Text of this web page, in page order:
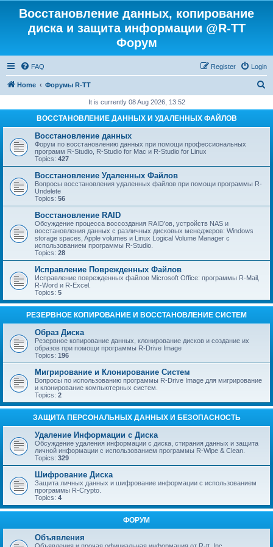
Восстановление данных, копирование
диска и защита информации @R-TT
Форум
FAQ Login
Register
Home Форумы R-TT
r
It is currently 08 Aug 2026, 13:52
ВОССТАНОВЛЕНИЕ ДАННЫХ И УДАЛЕННЫХ ФАЙЛОВ
Восстановление данных
Форум по восстановлению данных при помощи профессиональных
программ R-Studio, R-Studio for Mac и R-Studio for Linux
Topics: 427
Восстановление Удаленных Файлов
Вопросы восстановления удаленных файлов при помощи программы R-
Undelete
Topics: 56
Восстановление RAID
Обсуждение процесса воссоздания RAID'ов, устройств NAS и
восстановления данных с различных дисковых менеджеров: Windows
storage spaces, Apple volumes и Linux Logical Volume Manager с
использованием программы R-Studio.
Topics: 28
Исправление Поврежденных Файлов
Исправление поврежденных файлов Microsoft Office: программы R-Mail,
R-Word и R-Excel.
Topics: 5
РЕЗЕРВНОЕ КОПИРОВАНИЕ И ВОССТАНОВЛЕНИЕ СИСТЕМ
Образ Диска
Резервное копирование данных, клонирование дисков и создание их
образов при помощи программы R-Drive Image
Topics: 196
Мигрирование и Клонирование Систем
Вопросы по использованию программы R-Drive Image для мигрирование
и клонирование компьютерных систем.
Topics: 2
ЗАЩИТА ПЕРСОНАЛЬНЫХ ДАННЫХ И БЕЗОПАСНОСТЬ
Удаление Информации с Диска
Обсуждение удаления информации с диска, стирания данных и защита
личной информации с использованием программы R-Wipe & Clean.
Topics: 329
Шифрование Диска
Защита личных данных и шифрование информации с использованием
программы R-Crypto.
Topics: 4
ФОРУМ
Объявления